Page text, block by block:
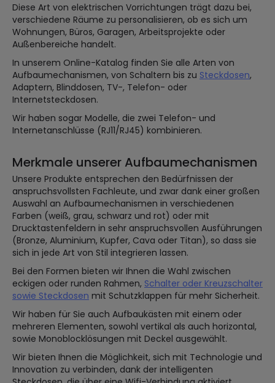
Diese Art von elektrischen Vorrichtungen trägt dazu bei,
verschiedene Räume zu personalisieren, ob es sich um
Wohnungen, Büros, Garagen, Arbeitsprojekte oder
Außenbereiche handelt.
In unserem Online-Katalog finden Sie alle Arten von
Aufbaumechanismen, von Schaltern bis zu Steckdosen,
Adaptern, Blinddosen, TV-, Telefon- oder
Internetsteckdosen.
Wir haben sogar Modelle, die zwei Telefon- und
Internetanschlüsse (RJ11/RJ45) kombinieren.
Merkmale unserer Aufbaumechanismen
Unsere Produkte entsprechen den Bedürfnissen der
anspruchsvollsten Fachleute, und zwar dank einer großen
Auswahl an Aufbaumechanismen in verschiedenen
Farben (weiß, grau, schwarz und rot) oder mit
Drucktastenfeldern in sehr anspruchsvollen Ausführungen
(Bronze, Aluminium, Kupfer, Cava oder Titan), so dass sie
sich in jede Art von Stil integrieren lassen.
Bei den Formen bieten wir Ihnen die Wahl zwischen
eckigen oder runden Rahmen, Schalter oder Kreuzschalter
sowie Steckdosen mit Schutzklappen für mehr Sicherheit.
Wir haben für Sie auch Aufbaukästen mit einem oder
mehreren Elementen, sowohl vertikal als auch horizontal,
sowie Monoblocklösungen mit Deckel ausgewählt.
Wir bieten Ihnen die Möglichkeit, sich mit Technologie und
Innovation zu verbinden, dank der intelligenten